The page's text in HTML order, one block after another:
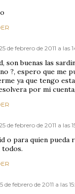
de febrero de 2011 a las
son buenas las
?, espero que me
ya que tengo
por mi
de febrero de 2011 a las
o para quien pueda
todos.
de febrero de 2011 a las